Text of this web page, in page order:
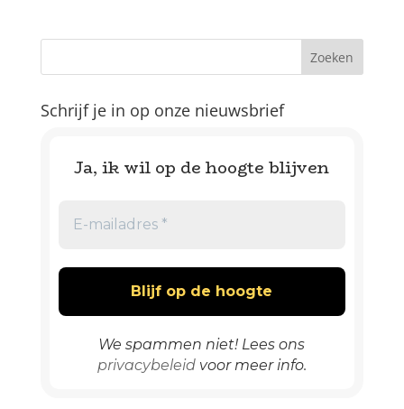
Schrijf je in op onze nieuwsbrief
Ja, ik wil op de hoogte blijven
We spammen niet! Lees ons
privacybeleidvoor meer info.